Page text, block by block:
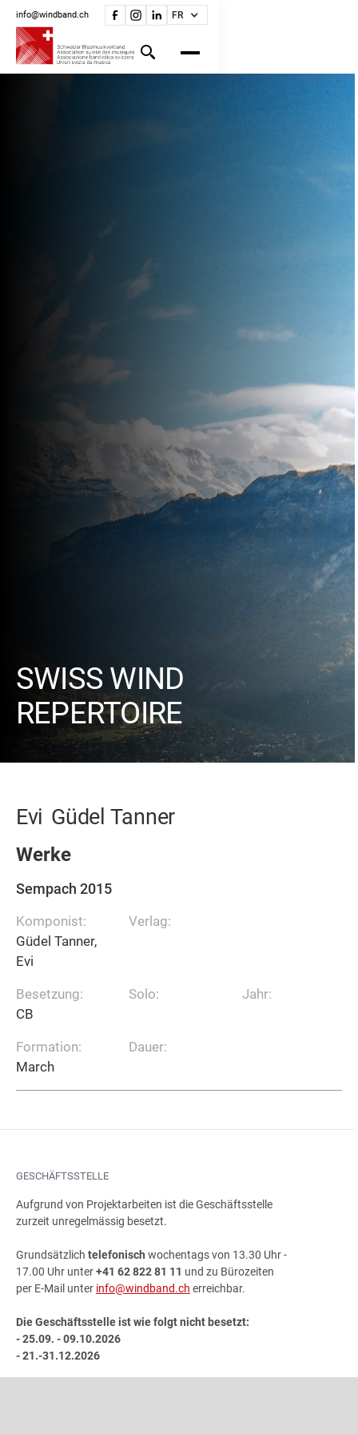
info@windband.ch FR
SWISS WIND
REPERTOIRE
Evi Güdel Tanner
Werke
Sempach 2015
Komponist:
Güdel Tanner,
Evi
Besetzung:
CB
Formation:
March
Verlag:
Solo:
Dauer:
Jahr:
GESCHÄFTSSTELLE
Aufgrund von Projektarbeiten ist die Geschäftsstelle
zurzeit unregelmässig besetzt.
Grundsätzlich telefonisch wochentags von 13.30 Uhr -
17.00 Uhr unter+41 62 822 81 11 und zu Bürozeiten
per E-Mail unter info@windband.ch erreichbar.
Die Geschäftsstelle ist wie folgt nicht besetzt:
- 25.09. - 09.10.2026
- 21.-31.12.2026